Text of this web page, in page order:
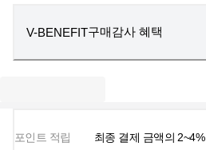
V-BENEFIT구매감사 혜택
포인트 적립 최종 결제 금액의 2~4%